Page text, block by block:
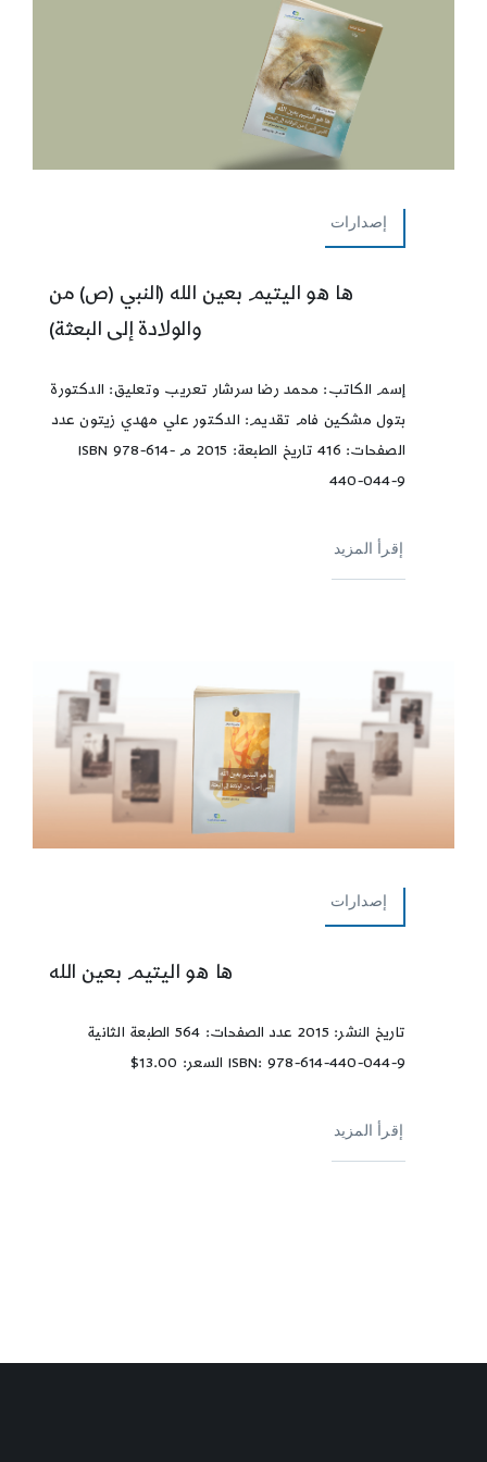
إصدارات
ها هو اليتيم بعين الله (النبي (ص) من
والولادة إلى البعثة)
إسم الكاتب: محمد رضا سرشار تعريب وتعليق: الدكتورة
بتول مشكين فام تقديم: الدكتور علي مهدي زيتون عدد
الصفحات: 416 تاريخ الطبعة: 2015 م ISBN 978-614-
440-044-9
إقرأ المزيد
إصدارات
ها هو اليتيم بعين الله
تاريخ النشر: 2015 عدد الصفحات: 564 الطبعة الثانية
ISBN: 978-614-440-044-9 السعر: 13.00$
إقرأ المزيد